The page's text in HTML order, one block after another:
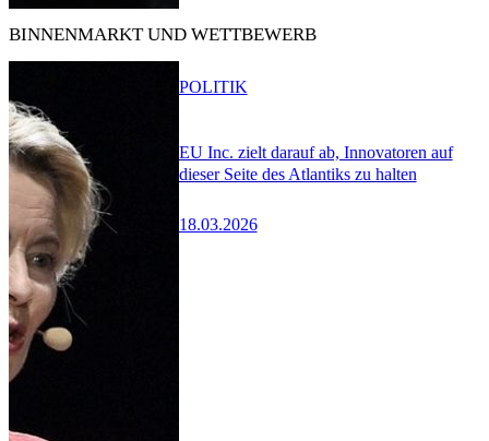
BINNENMARKT UND WETTBEWERB
EU Inc. zielt darauf ab, Innovatoren auf
dieser Seite des Atlantiks zu halten
18.03.2026
POLITIK